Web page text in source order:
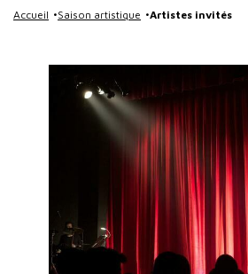
Accueil Saison artistique Artistes invités